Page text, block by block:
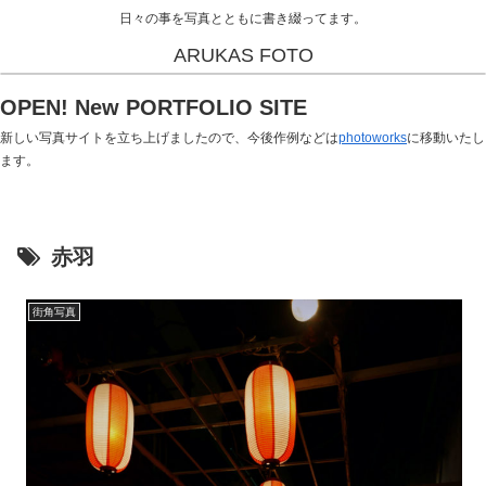
日々の事を写真とともに書き綴ってます。
ARUKAS FOTO
OPEN! New PORTFOLIO SITE
新しい写真サイトを立ち上げましたので、今後作例などはphotoworksに移動いたし
ます。
赤羽
街角写真